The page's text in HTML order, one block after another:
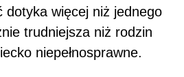
dotyka więcej niż jednego
trudniejsza niż rodzin
niepełnosprawne.